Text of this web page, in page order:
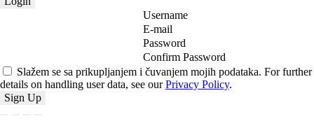
Username
E-mail
Password
Confirm Password
Slažem se sa prikupljanjem i čuvanjem mojih podataka. For further
details on handling user data, see ourPrivacy Policy.